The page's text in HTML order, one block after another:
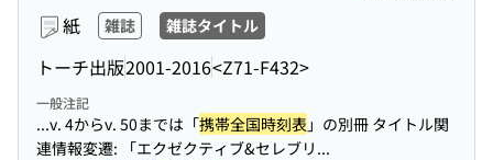
紙 雑誌 雑誌タイトル
トーチ出版2001-2016<Z71-F432>
一般注記
...v. 4からv. 50までは「携帯全国時刻表 」の別冊 タイトル関
連情報変遷: 「エクゼクティブ&セレブリ...